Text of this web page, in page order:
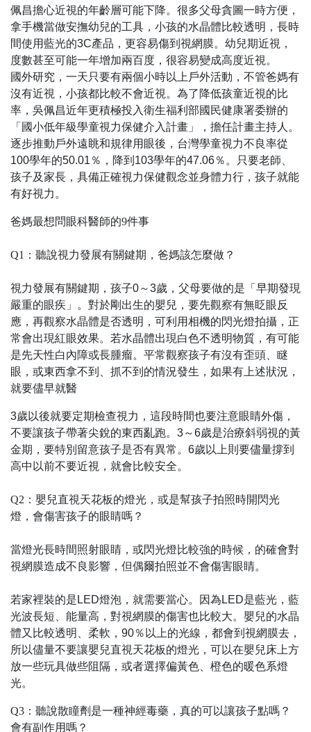
佩昌擔心近視的年齡層可能下降。很多父母貪圖一時方便，
拿手機當做安撫幼兒的工具，小孩的水晶體比較透明，長時
間使用藍光的3C產品，更容易傷到視網膜。幼兒期近視，
度數甚至可能一年增加兩百度，很容易變成高度近視。
國外研究，一天只要有兩個小時以上戶外活動，不管爸媽有
沒有近視，小孩都比較不會近視。為了降低孩童近視的比
率，吳佩昌近年更積極投入衛生福利部國民健康署委辦的
「國小低年級學童視力保健介入計畫」，擔任計畫主持人。
逐步推動戶外遠眺和規律用眼後，台灣學童視力不良率從
100學年的50.01％，降到103學年的47.06％。只要老師、
孩子及家長，具備正確視力保健觀念並身體力行，孩子就能
有好視力。
爸媽最想問眼科醫師的9件事
Q1：聽說視力發展有關鍵期，爸媽該怎麼做？
視力發展有關鍵期，孩子0～3歲，父母要做的是「早期發現
嚴重的眼疾」。對於剛出生的嬰兒，要先觀察有無眨眼反
應，再觀察水晶體是否透明，可利用相機的閃光燈拍攝，正
常會出現紅眼效果。若水晶體出現白色不透明物質，有可能
是先天性白內障或長腫瘤。平常觀察孩子有沒有歪頭、瞇
眼，或東西拿不到、抓不到的情況發生，如果有上述狀況，
就要儘早就醫
3歲以後就要定期檢查視力，這段時間也要注意眼睛外傷，
不要讓孩子帶著尖銳的東西亂跑。3～6歲是治療斜弱視的黃
金期，要特別留意孩子是否有異常。6歲以上則要儘量撐到
高中以前不要近視，就會比較安全。
Q2：嬰兒直視天花板的燈光，或是幫孩子拍照時開閃光
燈，會傷害孩子的眼睛嗎？
當燈光長時間照射眼睛，或閃光燈比較強的時候，的確會對
視網膜造成不良影響，但偶爾拍照並不會傷害眼睛。
若家裡裝的是LED燈泡，就需要當心。因為LED是藍光，藍
光波長短、能量高，對視網膜的傷害也比較大。嬰兒的水晶
體又比較透明、柔軟，90％以上的光線，都會到視網膜去，
所以儘量不要讓嬰兒直視天花板的燈光，可以在嬰兒床上方
放一些玩具做些阻隔，或者選擇偏黃色、橙色的暖色系燈
光。
Q3：聽說散瞳劑是一種神經毒藥，真的可以讓孩子點嗎？
會有副作用嗎？